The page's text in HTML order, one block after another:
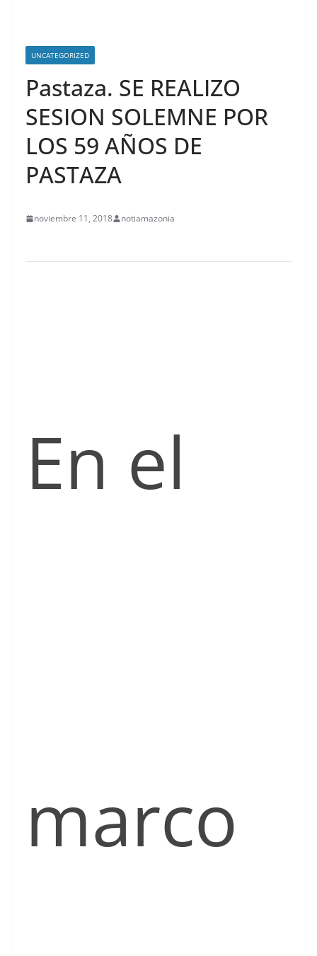
UNCATEGORIZED
Pastaza. SE REALIZO
SESION SOLEMNE POR
LOS 59 AÑOS DE
PASTAZA
noviembre 11, 2018 notiamazonia
En el
marco